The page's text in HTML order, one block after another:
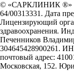
© «САРКЛИНИК ®»
64/00313331. Дата
Лицензирующий
здравоохранения.
Печенников
304645428900261.
почтовый адрес:
Московская, 152.